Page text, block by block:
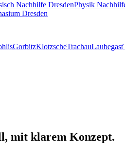
Nachhilfe DresdenPhysik
Dresden
GorbitzKlotzscheTrachauLaubegast
mit klarem Konzept.